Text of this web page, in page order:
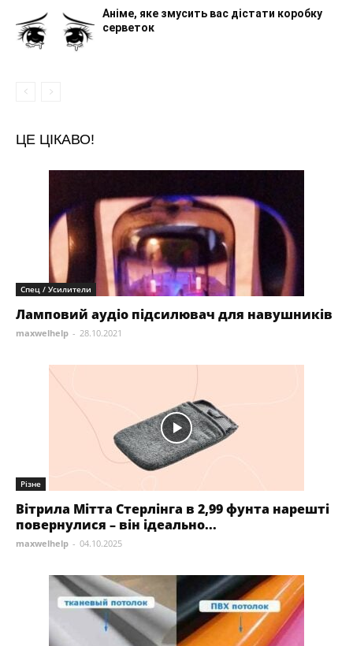
Аніме, яке змусить вас дістати коробку
серветок
ЦЕ ЦІКАВО!
Спец / Усилители
Ламповий аудіо підсилювач для навушників
maxwelhelp - 28.10.2021
Різне
Вітрила Мітта Стерлінга в 2,99 фунта нарешті
повернулися – він ідеально...
maxwelhelp - 04.10.2025